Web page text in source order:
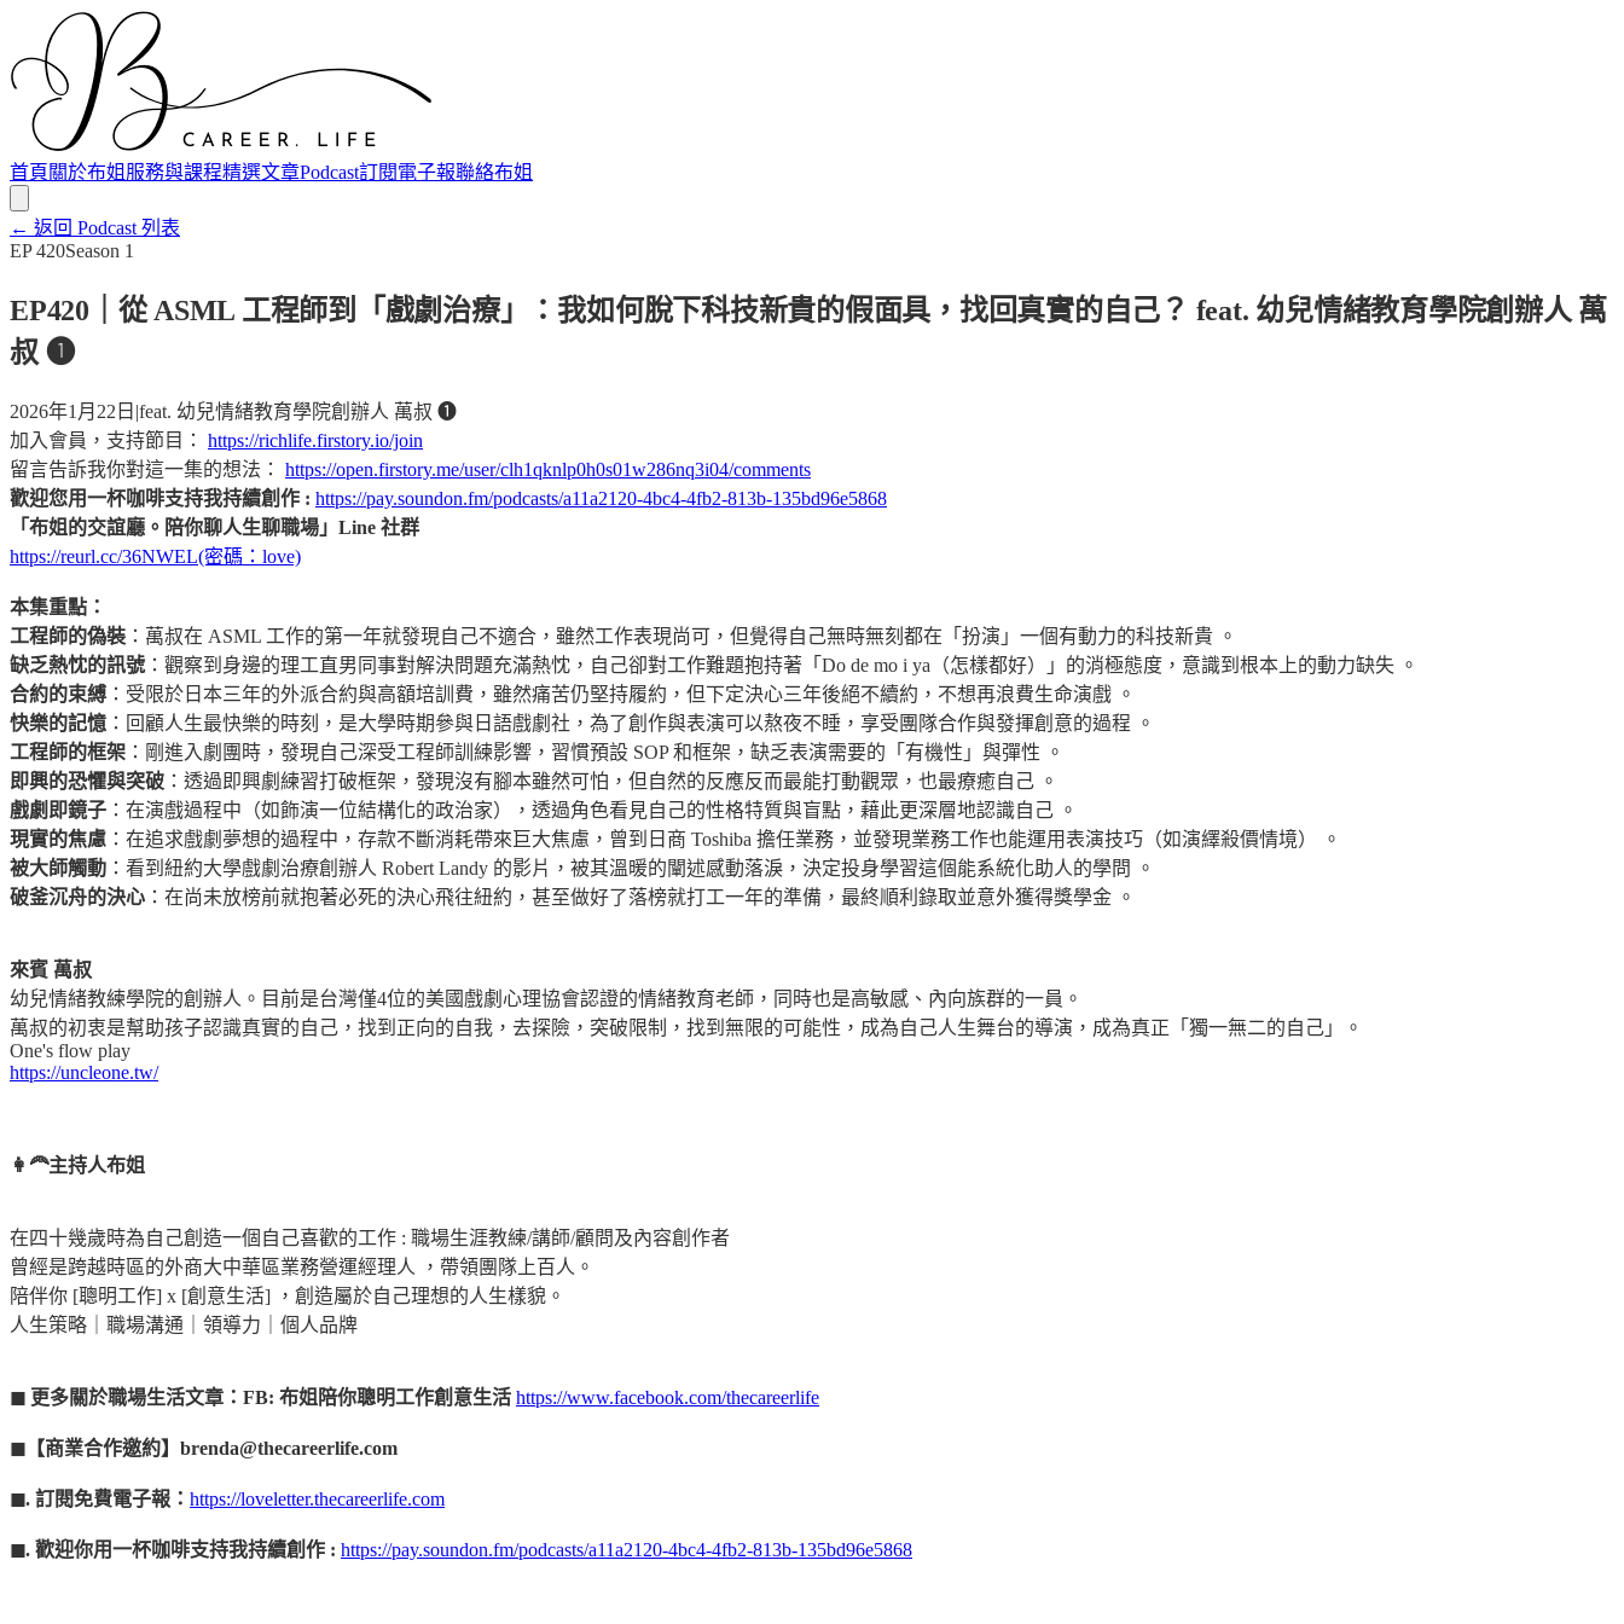
首頁 關於布姐 服務與課程精選文章Podcast訂閱電子報聯絡布姐
← 返回 Podcast 列表
EP420Season 1
EP420｜從 ASML 工程師到「戲劇治療」：我如何脫下科技新貴的假面具，找回真實的自己？ feat. 幼兒情緒教育學院創辦人 萬
叔 ❶
2026年1月22日 |feat. 幼兒情緒教育學院創辦人 萬叔 ❶
加入會員，支持節目： https://richlife.firstory.io/join
留言告訴我你對這一集的想法： https://open.firstory.me/user/clh1qknlp0h0s01w286nq3i04/comments
歡迎您用一杯咖啡支持我持續創作 : https://pay.soundon.fm/podcasts/a11a2120-4bc4-4fb2-813b-135bd96e5868
「布姐的交誼廳。陪你聊人生聊職場」Line 社群
https://reurl.cc/36NWEL(密碼：love)
本集重點：
工程師的偽裝 ：萬叔在 ASML 工作的第一年就發現自己不適合，雖然工作表現尚可，但覺得自己無時無刻都在「扮演」一個有動力的科技新貴 。
缺乏熱忱的訊號 ：觀察到身邊的理工直男同事對解決問題充滿熱忱，自己卻對工作難題抱持著「Do de mo i ya（怎樣都好）」的消極態度，意識到根本上的動力缺失 。
合約的束縛 ：受限於日本三年的外派合約與高額培訓費，雖然痛苦仍堅持履約，但下定決心三年後絕不續約，不想再浪費生命演戲 。
快樂的記憶 ：回顧人生最快樂的時刻，是大學時期參與日語戲劇社，為了創作與表演可以熬夜不睡，享受團隊合作與發揮創意的過程 。
工程師的框架 ：剛進入劇團時，發現自己深受工程師訓練影響，習慣預設 SOP 和框架，缺乏表演需要的「有機性」與彈性 。
即興的恐懼與突破 ：透過即興劇練習打破框架，發現沒有腳本雖然可怕，但自然的反應反而最能打動觀眾，也最療癒自己 。
戲劇即鏡子 ：在演戲過程中（如飾演一位結構化的政治家），透過角色看見自己的性格特質與盲點，藉此更深層地認識自己 。
現實的焦慮 ：在追求戲劇夢想的過程中，存款不斷消耗帶來巨大焦慮，曾到日商 Toshiba 擔任業務，並發現業務工作也能運用表演技巧（如演繹殺價情境） 。
被大師觸動 ：看到紐約大學戲劇治療創辦人 Robert Landy 的影片，被其溫暖的闡述感動落淚，決定投身學習這個能系統化助人的學問 。
破釜沉舟的決心 ：在尚未放榜前就抱著必死的決心飛往紐約，甚至做好了落榜就打工一年的準備，最終順利錄取並意外獲得獎學金 。
來賓 萬叔
幼兒情緒教練學院的創辦人。目前是台灣僅4位的美國戲劇心理協會認證的情緒教育老師，同時也是高敏感、內向族群的一員。
萬叔的初衷是幫助孩子認識真實的自己，找到正向的自我，去探險，突破限制，找到無限的可能性，成為自己人生舞台的導演，成為真正「獨一無二的自己」。
One's flow play
https://uncleone.tw/
👩‍🦰主持人布姐
在四十幾歲時為自己創造一個自己喜歡的工作 : 職場生涯教練/講師/顧問及內容創作者
曾經是跨越時區的外商大中華區業務營運經理人 ，帶領團隊上百人。
陪伴你 [聰明工作] x [創意生活] ，創造屬於自己理想的人生樣貌。
人生策略｜職場溝通｜領導力｜個人品牌
◼︎ 更多關於職場生活文章：FB: 布姐陪你聰明工作創意生活 https://www.facebook.com/thecareerlife
◼︎【商業合作邀約】brenda@thecareerlife.com
◼︎. 訂閱免費電子報： https://loveletter.thecareerlife.com
◼︎. 歡迎你用一杯咖啡支持我持續創作 : https://pay.soundon.fm/podcasts/a11a2120-4bc4-4fb2-813b-135bd96e5868